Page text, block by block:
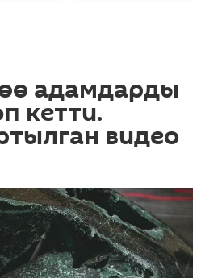
адамдарды
кетти.
видео